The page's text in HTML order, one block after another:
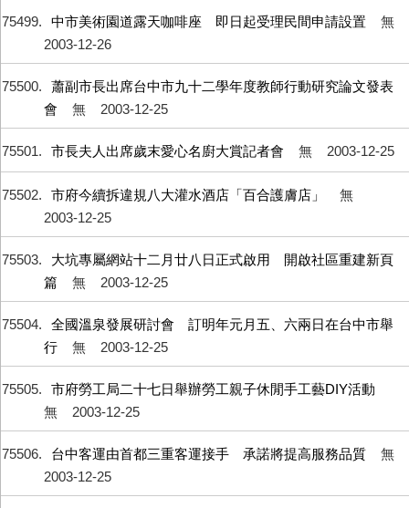
75499 中市美術園道露天咖啡座 即日起受理民間申請設置
無
2003-12-26
75500
蕭副市長出席台中市九十二學年度教師行動研究論文發表
會
無 2003-12-25
75501 市長夫人出席歲末愛心名廚大賞記者會 無 2003-12-25
75502 市府今續拆違規八大灌水酒店「百合護膚店」
無
2003-12-25
75503
大坑專屬網站十二月廿八日正式啟用 開啟社區重建新頁
篇
無 2003-12-25
75504
全國溫泉發展研討會 訂明年元月五、六兩日在台中市舉
行
無 2003-12-25
75505
市府勞工局二十七日舉辦勞工親子休閒手工藝DIY活動
無
2003-12-25
75506 台中客運由首都三重客運接手 承諾將提高服務品質
無
2003-12-25